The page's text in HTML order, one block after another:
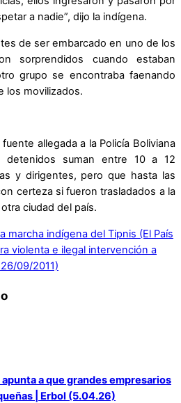
a nadie”, dijo la indígena.
de ser embarcado en uno de los
sorprendidos cuando estaban
grupo se encontraba faenando
los movilizados.
allegada a la Policía Boliviana
detenidos suman entre 10 a 12
y dirigentes, pero que hasta las
certeza si fueron trasladados a la
ciudad del país.
marcha indígena del Tipnis (El País
violenta e ilegal intervención a
09/2011)
a que grandes empresarios
| Erbol (5.04.26)